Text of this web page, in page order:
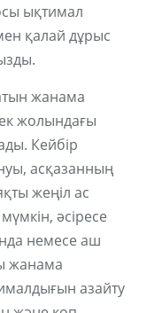
ықтимал
қалай дұрыс
жанама
жолындағы
Кейбір
асқазанның
жеңіл ас
әсіресе
немесе аш
жанама
азайту